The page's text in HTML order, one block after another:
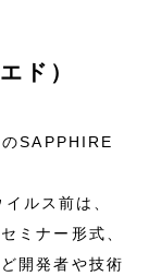
ド）
SAPPHIRE
ルス前は、
ミナー形式、
開発者や技術